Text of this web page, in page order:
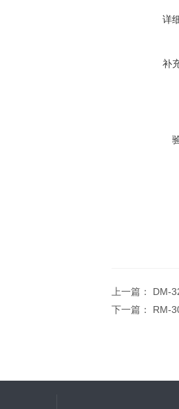
详
补
上一篇： DM-
下一篇： RM-